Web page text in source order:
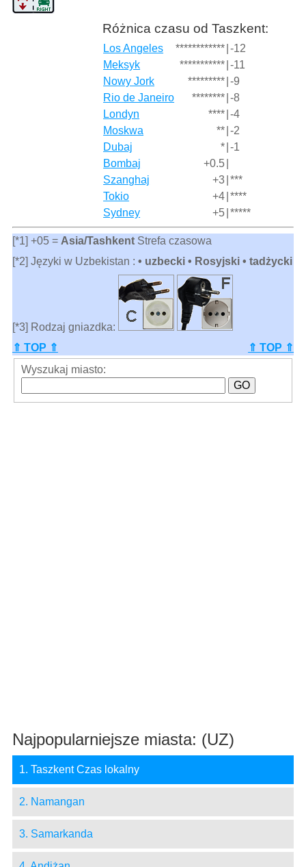
Różnica czasu od Taszkent:
Los Angeles ************ -12
Meksyk
*********** -11
Nowy Jork
********* -9
Rio de Janeiro
******** -8
Londyn
**** -4
Moskwa
** -2
Dubaj
* -1
Bombaj
+0.5
Szanghaj
+3 ***
Tokio
+4 ****
Sydney
+5 *****
[*1] +05 = Asia/TashkentStrefa czasowa
[*2] Języki w Uzbekistan : • uzbecki • Rosyjski • tadżycki
[*3] Rodzaj gniazdka:
⇑ TOP ⇑
⇑ TOP ⇑
Wyszukaj miasto:
Najpopularniejsze miasta: (UZ)
1. Taszkent Czas lokalny
2. Namangan
3. Samarkanda